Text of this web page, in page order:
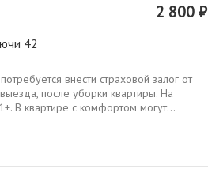
2 800 ₽
42
внести страховой залог от
после уборки квартиры. На
В квартире с комфортом могут...